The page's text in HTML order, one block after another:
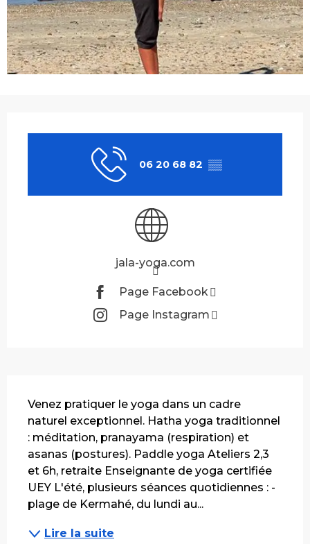
06 20 68 82 ▒▒
jala-yoga.com
Page Facebook
Page Instagram
Venez pratiquer le yoga dans un cadre
naturel exceptionnel. Hatha yoga traditionnel
: méditation, pranayama (respiration) et
asanas (postures). Paddle yoga Ateliers 2,3
et 6h, retraite Enseignante de yoga certifiée
UEY L'été, plusieurs séances quotidiennes : -
plage de Kermahé, du lundi au...
Lire la suite